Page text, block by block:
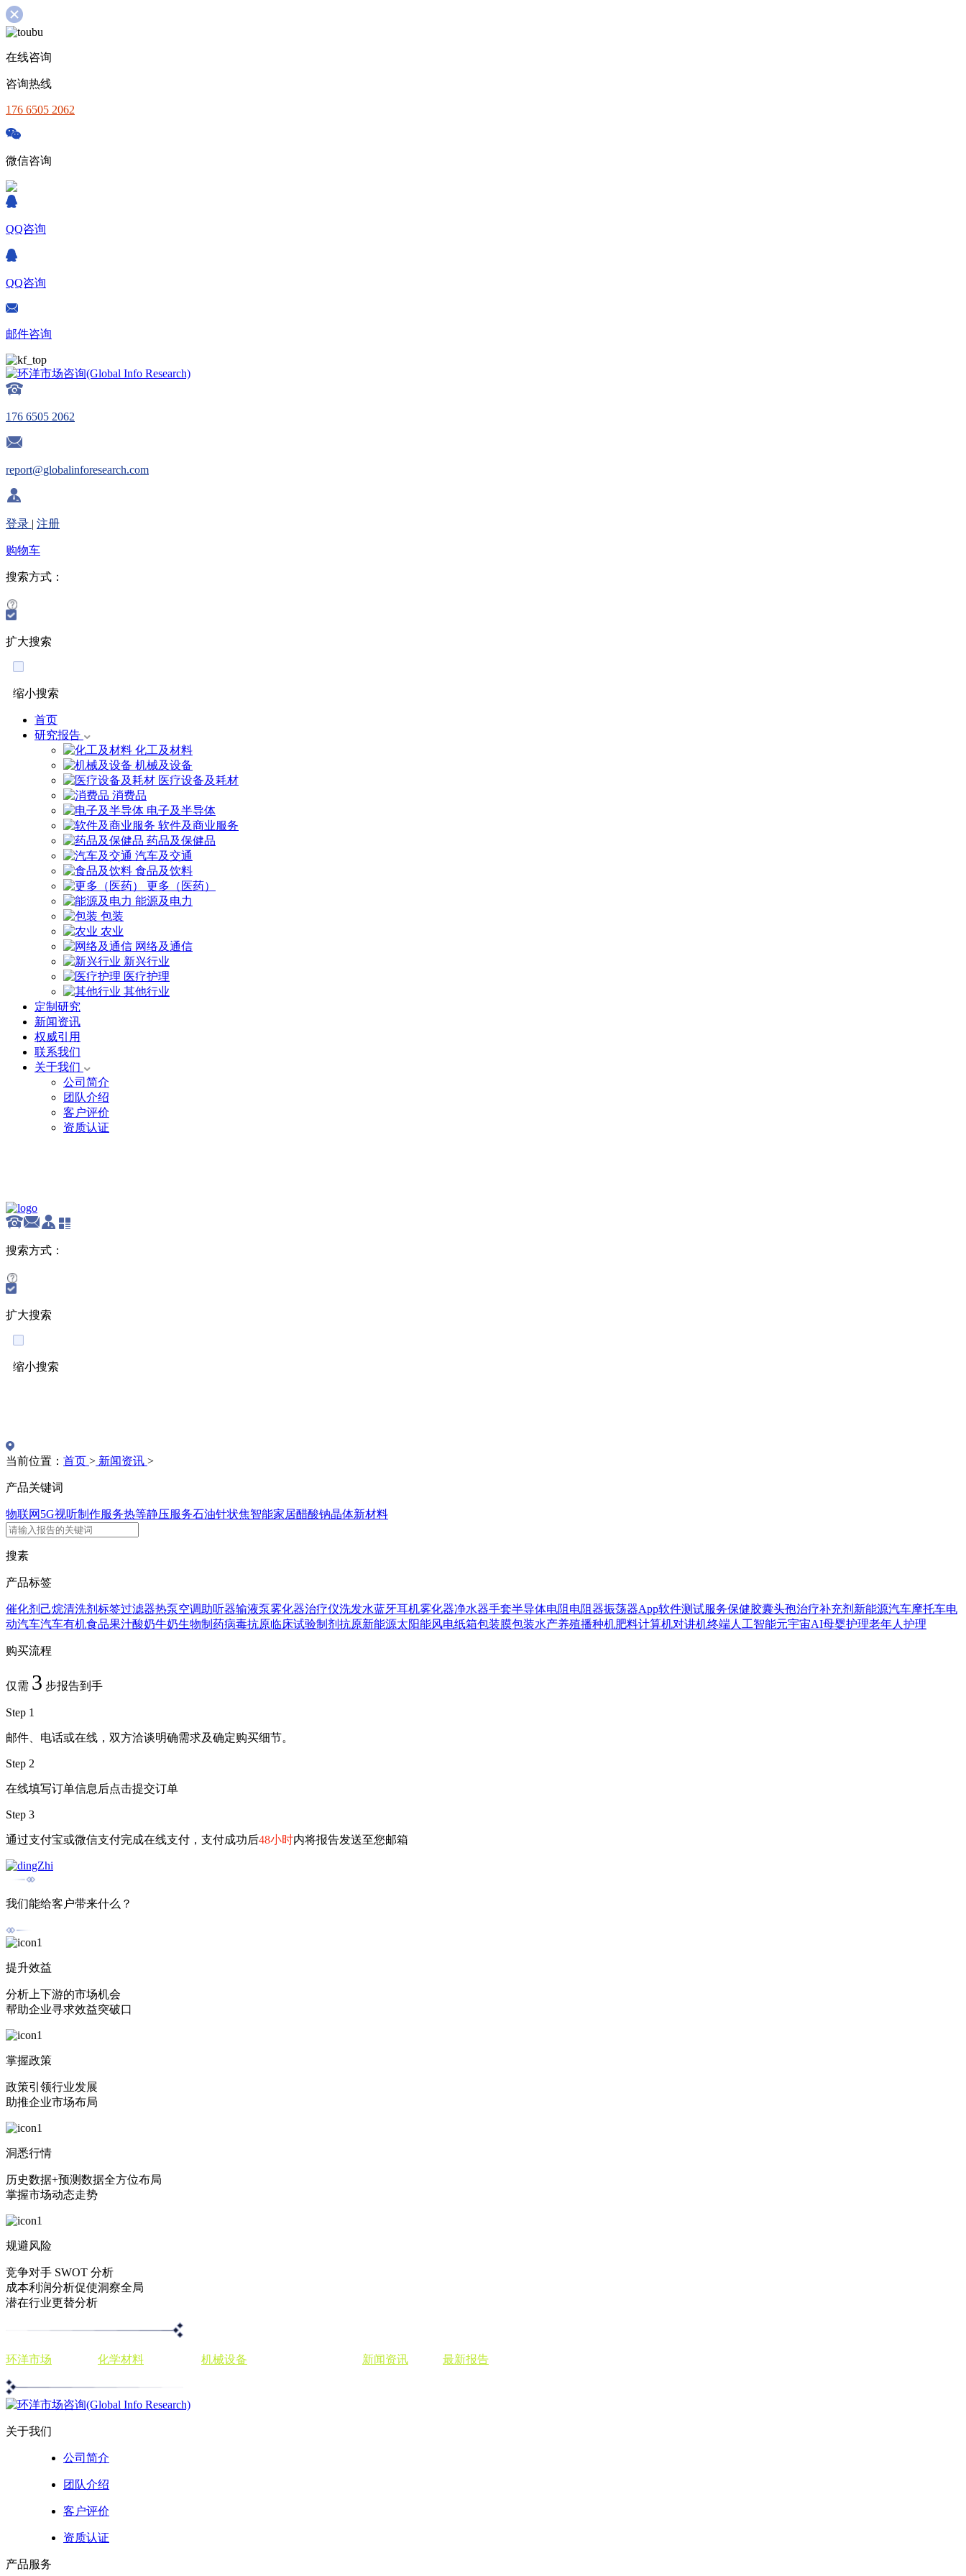
在线咨询
咨询热线
176 6505 2062
微信咨询
QQ咨询
QQ咨询
邮件咨询
176 6505 2062
report@globalinforesearch.com
登录 | 注册
购物车
搜索方式：
扩大搜索
缩小搜索
首页
研究报告
化工及材料
机械及设备
医疗设备及耗材
消费品
电子及半导体
软件及商业服务
药品及保健品
汽车及交通
食品及饮料
更多（医药）
能源及电力
包装
农业
网络及通信
新兴行业
医疗护理
其他行业
定制研究
新闻资讯
权威引用
联系我们
关于我们
公司简介
团队介绍
客户评价
资质认证
搜索方式：
扩大搜索
缩小搜索
当前位置： 首页 > 新闻资讯 >
产品关键词
物联网5G视听制作服务热等静压服务石油针状焦智能家居醋酸钠晶体新材料
搜素
产品标签
催化剂 己烷清洗剂 标签过滤器热泵空调 助听器输液泵雾化器治疗仪洗发水蓝牙耳机雾化器净水器手套半导体电阻 电阻器振荡器App软件测试服务保健胶囊头孢治疗补充剂 新能源汽车摩托车电
动汽车汽车有机食品果汁酸奶牛奶生物制药病毒抗原临床试验制剂 抗原新能源太阳能风电纸箱包装膜包装水产养殖播种机肥料计算机对讲机终端人工智能元宇宙AI母婴护理老年人护理
购买流程
仅需 3 步报告到手
Step 1
邮件、电话或在线，双方洽谈明确需求及确定购买细节。
Step 2
在线填写订单信息后点击提交订单
Step 3
通过支付宝或微信支付完成在线支付，支付成功后48小时内将报告发送至您邮箱
我们能给客户带来什么？
提升效益
分析上下游的市场机会
帮助企业寻求效益突破口
掌握政策
政策引领行业发展
助推企业市场布局
洞悉行情
历史数据+预测数据全方位布局
掌握市场动态走势
规避风险
竞争对手 SWOT 分析
成本利润分析促使洞察全局
潜在行业更替分析
环洋市场 化学材料 机械设备 新闻资讯 最新报告
关于我们
公司简介
团队介绍
客户评价
资质认证
产品服务